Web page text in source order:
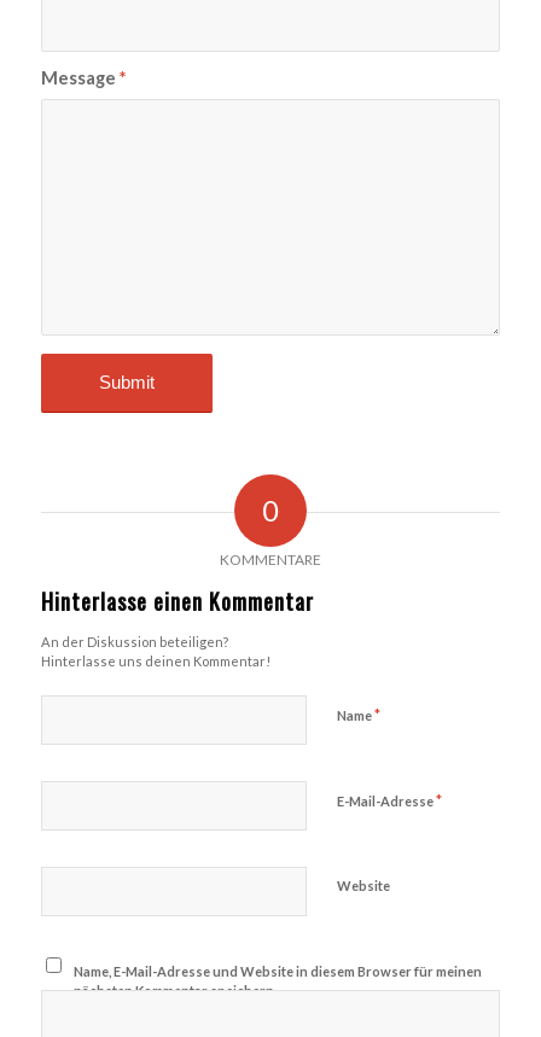
Message *
0
KOMMENTARE
Hinterlasse einen Kommentar
An der Diskussion beteiligen?
Hinterlasse uns deinen Kommentar!
Name*
E-Mail-Adresse*
Website
Name, E-Mail-Adresse und Website in diesem Browser für meinen
nächsten Kommentar speichern.